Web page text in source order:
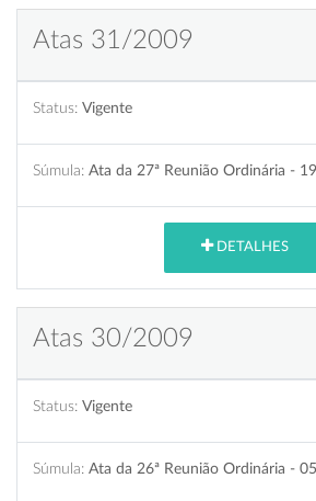
Atas 31/2009
Status: Vigente
Súmula: Ata da 27ª Reunião Ordinária -
DETALHES
Atas 30/2009
Status: Vigente
Súmula: Ata da 26ª Reunião Ordinária -